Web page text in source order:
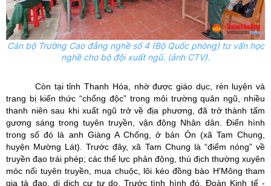
Cán bộ Trường Cao đẳng nghề số 4 (Bộ Quốc phòng) tư vấn học
nghề cho bộ đội xuất ngũ. (ảnh CTV).
Còn tại tỉnh Thanh Hóa, nhờ được giáo dục, rèn luyện và
trang bị kiến thức “chống độc” trong môi trường quân ngũ, nhiều
thanh niên sau khi xuất ngũ trở về địa phương, đã trở thành tấm
gương sáng trong tuyên truyền, vận động Nhân dân. Điển hình
trong số đó là anh Giàng A Chống, ở bản Ón (xã Tam Chung,
huyện Mường Lát). Trước đây, xã Tam Chung là “điểm nóng” về
truyền đạo trái phép; các thế lực phản động, thù địch thường xuyên
móc nối tuyên truyền, mua chuộc, lôi kéo đồng bào H'Mông tham
gia tà đạo, di dịch cư tự do. Trước tình hình đó, Đoàn Kinh tế -